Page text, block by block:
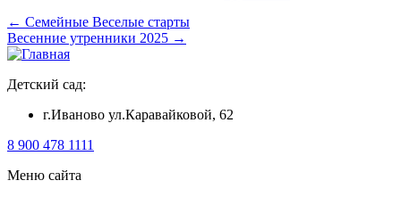
Навигация
по
← Семейные Веселые старты
Весенние утренники 2025 →
Детский сад:
г.Иваново ул.Каравайковой, 62
8 900 478 1111
Меню сайта